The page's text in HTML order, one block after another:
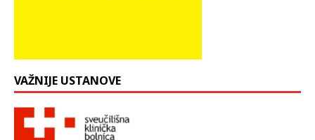
VAŽNIJE USTANOVE